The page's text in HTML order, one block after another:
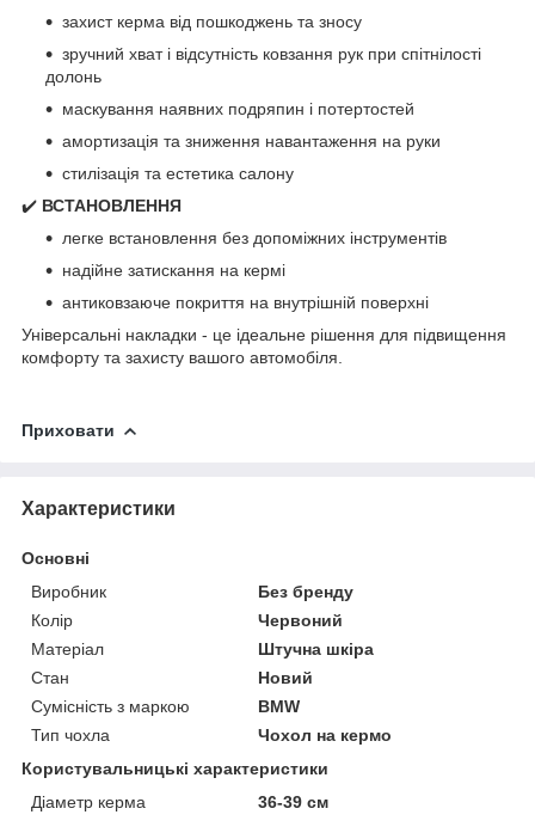
захист керма від пошкоджень та зносу
зручний хват і відсутність ковзання рук при спітнілості
долонь
маскування наявних подряпин і потертостей
амортизація та зниження навантаження на руки
стилізація та естетика салону
✔️ ВСТАНОВЛЕННЯ
легке встановлення без допоміжних інструментів
надійне затискання на кермі
антиковзаюче покриття на внутрішній поверхні
Універсальні накладки - це ідеальне рішення для підвищення
комфорту та захисту вашого автомобіля.
Приховати
Характеристики
Основні
Виробник
Без бренду
Колір
Червоний
Матеріал
Штучна шкіра
Стан
Новий
Сумісність з маркою
BMW
Тип чохла
Чохол на кермо
Користувальницькі характеристики
Діаметр керма
36-39 см